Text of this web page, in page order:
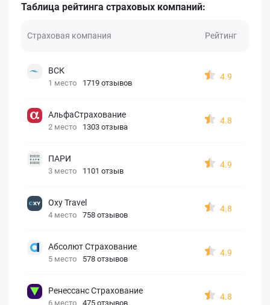
Таблица рейтинга страховых компаний:
Страховая компания Рейтинг
ВСК
1 место 1719 отзывов
4.9
АльфаСтрахование
2 место 1303 отзыва
4.8
ПАРИ
3 место 1101 отзыв
4.9
Oxy Travel
4 место 758 отзывов
4.8
Абсолют Страхование
5 место 578 отзывов
4.9
Ренессанс Страхование
6 место 475 отзывов
4.8